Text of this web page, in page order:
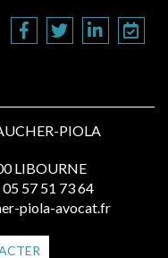
PIOLA
LIBOURNE
05 57 51 73 64
piola-avocat.fr